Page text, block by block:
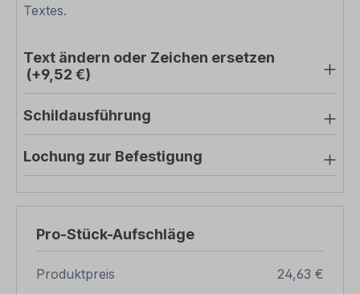
Textes.
Text ändern oder Zeichen ersetzen
(+9,52 €)
Schildausführung
Lochung zur Befestigung
Pro-Stück-Aufschläge
Produktpreis
24,63 €